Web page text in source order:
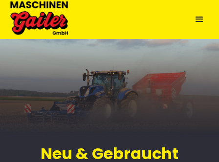
Neu & Gebraucht